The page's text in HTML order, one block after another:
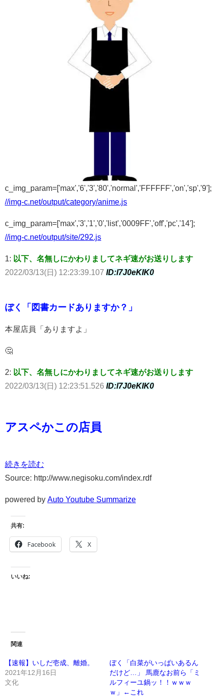
c_img_param=['max','6','3','80','normal','FFFFFF','on','sp','9'];
//img-c.net/output/category/anime.js
c_img_param=['max','3','1','0','list','0009FF','off','pc','14'];
//img-c.net/output/site/292.js
1: 以下、名無しにかわりましてネギ速がお送りします
2022/03/13(日) 12:23:39.107 ID:l7J0eKIK0
ぼく「図書カードありますか？」
本屋店員「ありますよ」
🤔
2: 以下、名無しにかわりましてネギ速がお送りします
2022/03/13(日) 12:23:51.526 ID:l7J0eKIK0
アスペかこの店員
続きを読む
Source: http://www.negisoku.com/index.rdf
powered by Auto Youtube Summarize
共有:
Facebook X
いいね:
関連
【速報】いしだ壱成、離婚。
2021年12月16日
文化
ぼく「白菜がいっぱいあるん
だけど…」 馬鹿なお前ら「ミ
ルフィーユ鍋ッ！！ｗｗｗ
ｗ」←これ